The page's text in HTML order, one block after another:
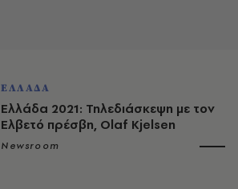
ΕΛΛΑΔΑ
Ελλάδα 2021: Τηλεδιάσκεψη με τον
Ελβετό πρέσβη, Olaf Kjelsen
Newsroom